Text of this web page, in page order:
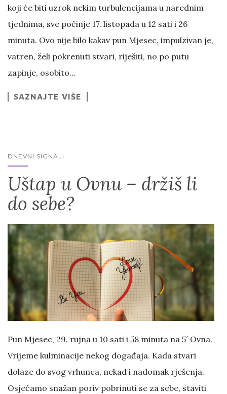
koji će biti uzrok nekim turbulencijama u narednim
tjednima, sve počinje 17. listopada u 12 sati i 26
minuta. Ovo nije bilo kakav pun Mjesec, impulzivan je,
vatren, želi pokrenuti stvari, riješiti, no po putu
zapinje, osobito…
SAZNAJTE VIŠE
DNEVNI SIGNALI
Uštap u Ovnu – držiš li
do sebe?
Pun Mjesec, 29. rujna u 10 sati i 58 minuta na 5′ Ovna.
Vrijeme kulminacije nekog događaja. Kada stvari
dolaze do svog vrhunca, nekad i nadomak rješenja.
Osjećamo snažan poriv pobrinuti se za sebe, staviti